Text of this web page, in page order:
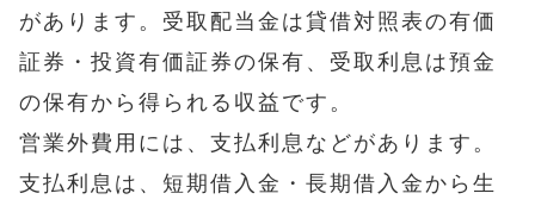
があります。受取配当金は貸借対照表の有価
証券・投資有価証券の保有、受取利息は預金
の保有から得られる収益です。
営業外費用には、支払利息などがあります。
支払利息は、短期借入金・長期借入金から生